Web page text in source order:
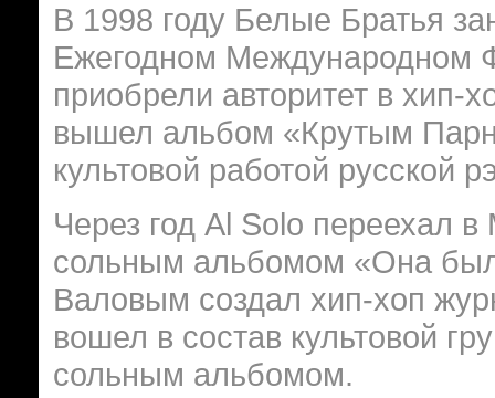
В 1998 году Белые Братья
Ежегодном Международном
приобрели авторитет в хип-
вышел альбом «Крутым
культовой работой русской
Через год Al Solo переехал
сольным альбомом «Она
Валовым создал хип-хоп
вошел в состав культовой
сольным альбомом.